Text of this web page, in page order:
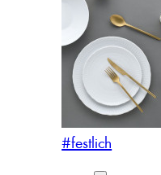
#festlich